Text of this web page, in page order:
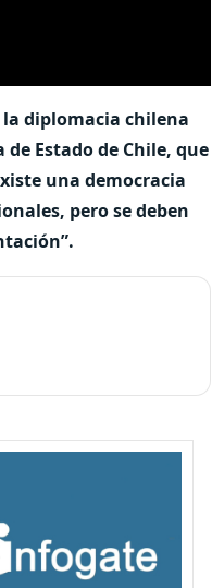
diplomacia chilena
Estado de Chile, que
una democracia
pero se deben